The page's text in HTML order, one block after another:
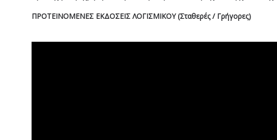
ΠΡΟΤΕΙΝΟΜΕΝΕΣ ΕΚΔΟΣΕΙΣ ΛΟΓΙΣΜΙΚΟΥ (Σταθερές / Γρήγορες)